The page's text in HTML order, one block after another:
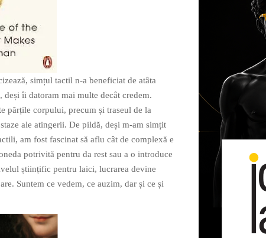
simțul tactil n-a beneficiat de atâta
îi datoram mai multe decât credem.
părțile corpului, precum și traseul de la
ale atingerii. De pildă, deși m-am simțit
am fost fascinat să aflu cât de complexă e
potrivită pentru da rest sau a o introduce
științific pentru laici, lucrarea devine
Suntem ce vedem, ce auzim, dar și ce și